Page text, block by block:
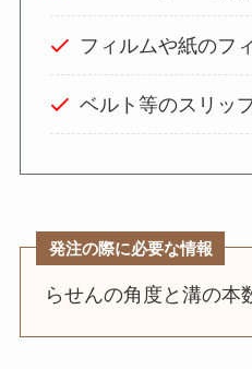
フィルムや紙のフ
ベルト等のスリッ
発注の際に必要な情報
らせんの角度と溝の本